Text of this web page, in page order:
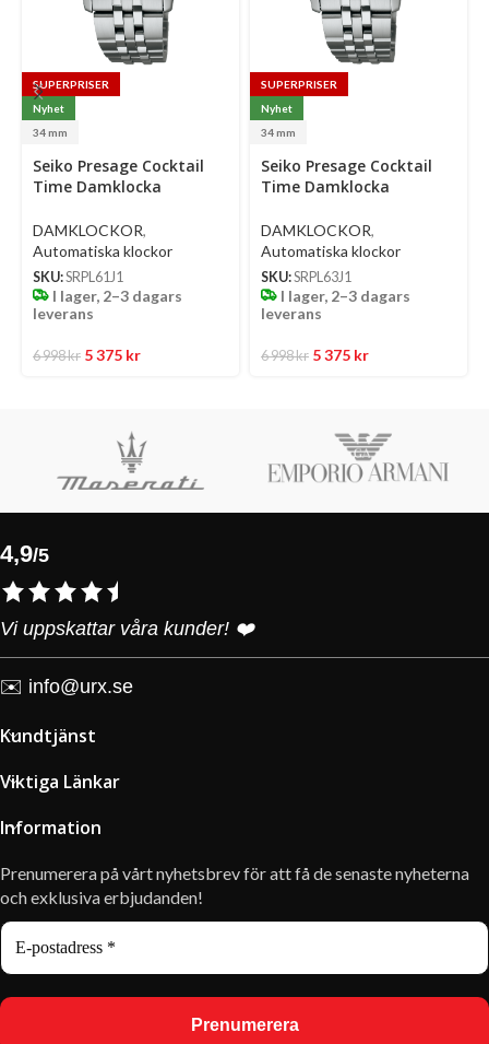
SUPERPRISER
Nyhet
34 mm
options
Seiko Presage Cocktail
Time Damklocka
Ljusblå Urtavla Med
Diamanter Och Stållänk
DAMKLOCKOR,
Automatiska klockor
SKU:SRPL61J1
I lager, 2–3 dagars
leverans
6 998kr 5 375 kr
SUPERPRISER
Nyhet
34 mm
options
Seiko Presage Cocktail
Time Damklocka
Ljusgrön Urtavla Med
Diamanter Och Stållänk
DAMKLOCKOR,
Automatiska klockor
SKU:SRPL63J1
I lager, 2–3 dagars
leverans
6 998kr 5 375 kr
4,9/5
Vi uppskattar våra kunder! ❤️
✉️ info@urx.se
Kundtjänst
Viktiga Länkar
Information
Prenumerera på vårt nyhetsbrev för att få de senaste nyheterna
och exklusiva erbjudanden!